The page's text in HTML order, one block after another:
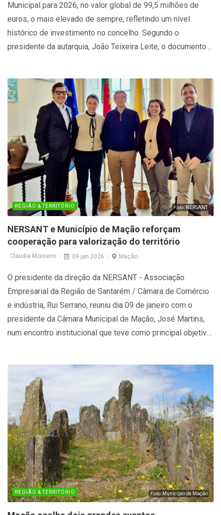
Municipal para 2026, no valor global de 99,5 milhões de
euros, o mais elevado de sempre, refletindo um nível
histórico de investimento no concelho. Segundo o
presidente da autarquia, João Teixeira Leite, o documento
REGIÃO & TERRITÓRIO Foto: NERSANT
NERSANT e Município de Mação reforçam
cooperação para valorização do território
Cláudia Monteiro 09 jan 2026 Mação
O presidente da direção da NERSANT - Associação
Empresarial da Região de Santarém / Câmara de Comércio
e indústria, Rui Serrano, reuniu dia 09 de janeiro com o
presidente da Câmara Municipal de Mação, José Martins,
num encontro institucional que teve como principal objetivo
REGIÃO & TERRITÓRIO Foto:Município de Mação